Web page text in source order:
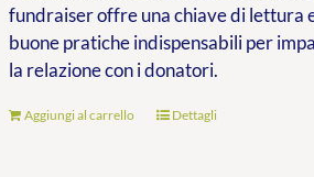
fundraiser offre una chiave di lettura
buone pratiche indispensabili per
la relazione con i donatori.
Aggiungi al carrello Dettagli